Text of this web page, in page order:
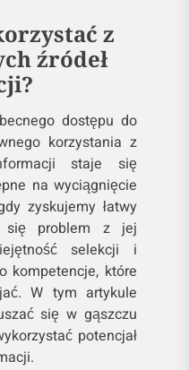
z
źródeł
dostępu do
korzystania z
staje się
na wyciągnięcie
zyskujemy łatwy
się problem z jej
selekcji i
kompetencje, które
W tym artykule
się w gąszczu
potencjał